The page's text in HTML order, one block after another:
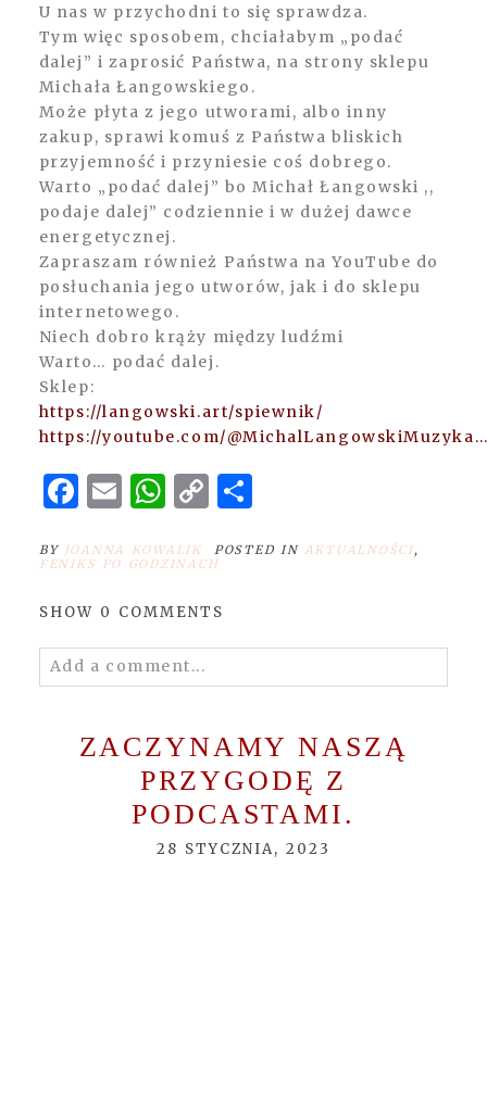
U nas w przychodni to się sprawdza.
Tym więc sposobem, chciałabym „podać
dalej” i zaprosić Państwa, na strony sklepu
Michała Łangowskiego.
Może płyta z jego utworami, albo inny
zakup, sprawi komuś z Państwa bliskich
przyjemność i przyniesie coś dobrego.
Warto „podać dalej” bo Michał Łangowski ,,
podaje dalej” codziennie i w dużej dawce
energetycznej.
Zapraszam również Państwa na YouTube do
posłuchania jego utworów, jak i do sklepu
internetowego.
Niech dobro krąży między ludźmi
Warto… podać dalej.
Sklep:
https://langowski.art/spiewnik/
https://youtube.com/
Facebook
Email
WhatsApp
Copy
Link
Share
BY JOANNA KOWALIK POSTED IN AKTUALNOŚCI,
FENIKS PO GODZINACH
SHOW 0 COMMENTS
Add a comment...
Required fields are marked *
ZACZYNAMY NASZĄ
PRZYGODĘ Z
PODCASTAMI.
28 STYCZNIA, 2023